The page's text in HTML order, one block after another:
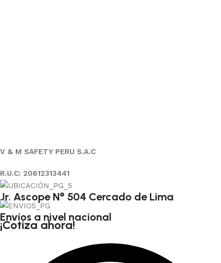
V & M SAFETY PERU S.A.C
R.U.C: 20612313441
Jr. Ascope N° 504 Cercado de Lima
Envíos a nivel nacional
¡Cotiza ahora!